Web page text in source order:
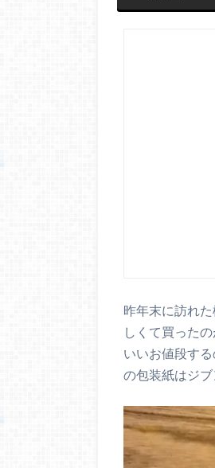
昨年末に訪れ
しくて買った
いいお値段す
の包装紙はジ